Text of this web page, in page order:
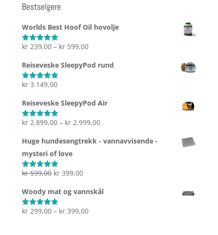
Bestselgere
Worlds Best Hoof Oil hovolje
Vurdert5.00
kr239,00 – kr599,00Prisområde:
Reiseveske SleepyPod rund
Vurdert5.00
kr3.149,00
Reiseveske SleepyPod Air
Vurdert5.00
kr2.899,00 – kr2.999,00Prisområde:
Huge hundesengtrekk - vannavvisende -
mysteri of love
Vurdert5.00
kr599,00 Opprinnelig
var:
kr 599,00.
kr399,00Nåværende
kr 399,00.
Woody mat og vannskål
Vurdert5.00
kr299,00 – kr399,00Prisområde: